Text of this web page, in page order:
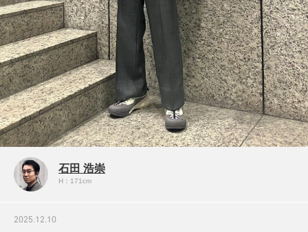
石田 浩崇
H：171cm
2025.12.10